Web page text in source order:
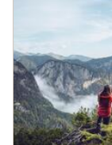
Tauern,
gemacht
die